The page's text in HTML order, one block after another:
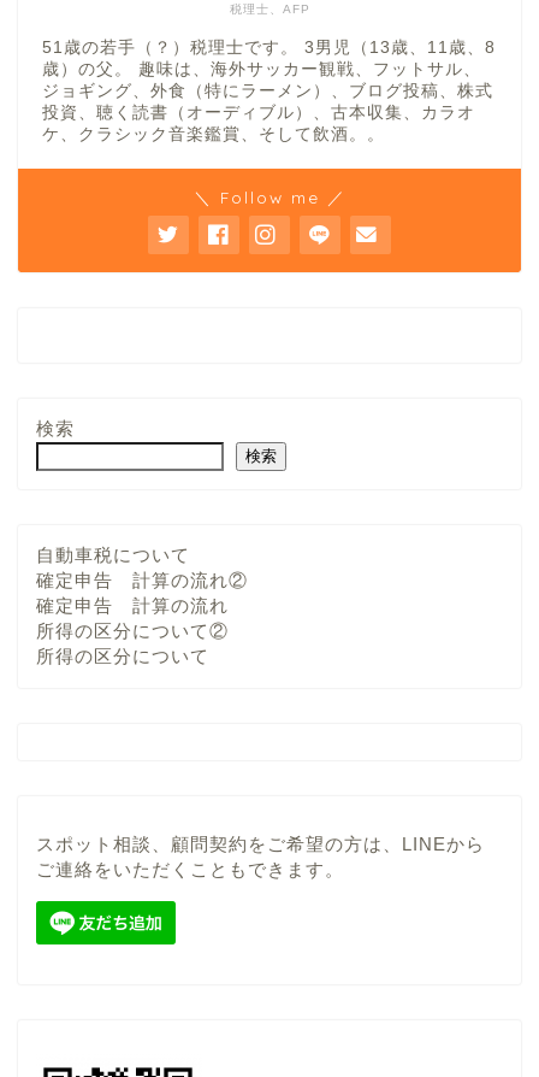
税理士、AFP
51歳の若手（？）税理士です。 3男児（13歳、11歳、8
歳）の父。 趣味は、海外サッカー観戦、フットサル、
ジョギング、外食（特にラーメン）、ブログ投稿、株式
投資、聴く読書（オーディブル）、古本収集、カラオ
ケ、クラシック音楽鑑賞、そして飲酒。。
＼ Follow me ／
検索
検索
自動車税について
確定申告 計算の流れ②
確定申告 計算の流れ
所得の区分について②
所得の区分について
スポット相談、顧問契約をご希望の方は、LINEから
ご連絡をいただくこともできます。